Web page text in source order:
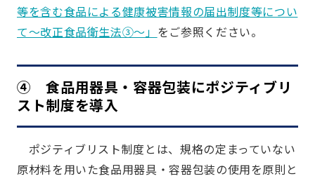
等を含む食品による健康被害情報の届出制度等につい
て～改正食品衛生法③～」 をご参照ください。
④ 食品用器具・容器包装にポジティブリ
スト制度を導入
ポジティブリスト制度とは、規格の定まっていない
原材料を用いた食品用器具・容器包装の使用を原則と